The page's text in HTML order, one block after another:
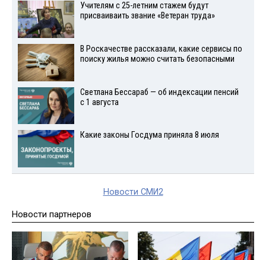
Учителям с 25-летним стажем будут
присваиваить звание «Ветеран труда»
В Роскачестве рассказали, какие сервисы по
поиску жилья можно считать безопасными
Светлана Бессараб — об индексации пенсий
с 1 августа
Какие законы Госдума приняла 8 июля
Новости СМИ2
Новости партнеров